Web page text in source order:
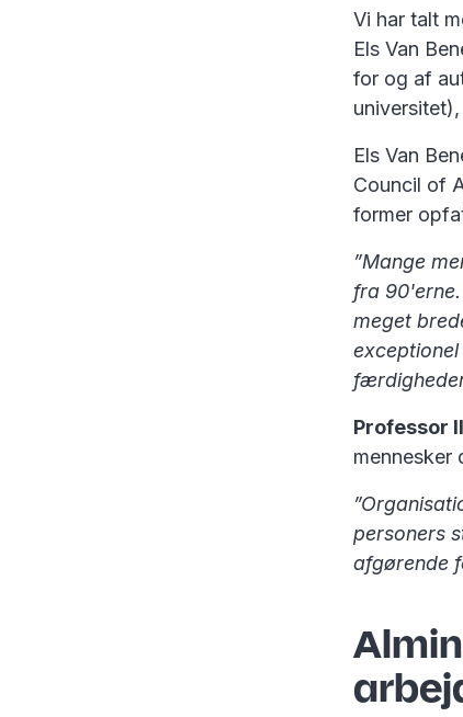
Vi har talt
Els Van
for og af
Els Van
Council of
former
”Mange
fra
meget
Professor
mennesker
personers
afgørende